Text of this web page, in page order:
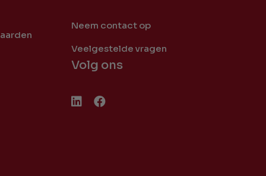
Neem contact op
Veelgestelde vragen
Volg ons